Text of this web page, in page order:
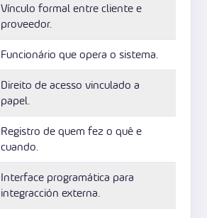
Vínculo formal entre cliente e
proveedor.
Funcionário que opera o sistema.
Direito de acesso vinculado a
papel.
Registro de quem fez o quê e
cuando.
Interface programática para
integracción externa.